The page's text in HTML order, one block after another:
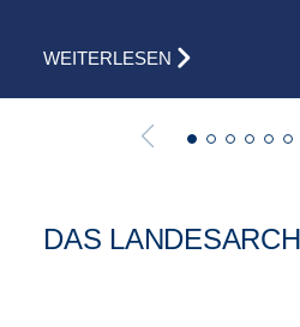
WEITERLESEN
DAS